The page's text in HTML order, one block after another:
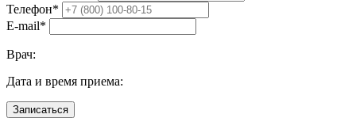
Телефон*
E-mail*
Врач:
Дата и время приема:
Записаться